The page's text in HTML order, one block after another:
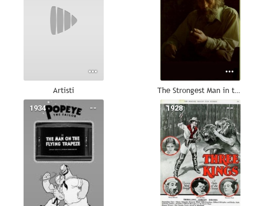
Artisti The Strongest Man in the World
--
1934 --
1928